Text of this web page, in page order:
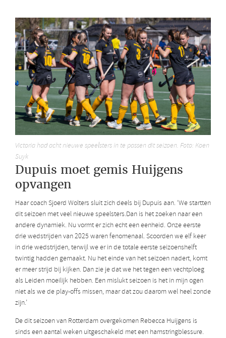
Victoria had acht nieuwe speelsters in te passen dit seizoen. Foto: Koen
Suyk
Dupuis moet gemis Huijgens
opvangen
Haar coach Sjoerd Wolters sluit zich deels bij Dupuis aan. ‘We startten
dit seizoen met veel nieuwe speelsters.Dan is het zoeken naar een
andere dynamiek. Nu vormt er zich echt een eenheid. Onze eerste
drie wedstrijden van 2025 waren fenomenaal. Scoorden we elf keer
in drie wedstrijden, terwijl we er in de totale eerste seizoenshelft
twintig hadden gemaakt. Nu het einde van het seizoen nadert, komt
er meer strijd bij kijken. Dan zie je dat we het tegen een vechtploeg
als Leiden moeilijk hebben. Een mislukt seizoen is het in mijn ogen
niet als we de play-offs missen, maar dat zou daarom wel heel zonde
zijn.’
De dit seizoen van Rotterdam overgekomen Rebecca Huijgens is
sinds een aantal weken uitgeschakeld met een hamstringblessure.